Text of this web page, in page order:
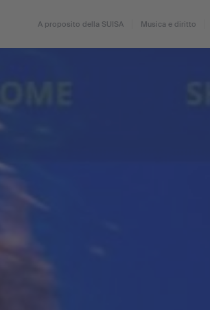
A proposito della SUISA Musica e diritto